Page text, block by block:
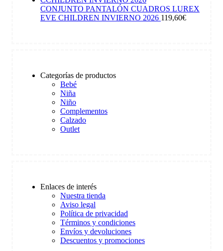
CONJUNTO PANTALÓN CUADROS LUREX
EVE CHILDREN INVIERNO 2026 119,60€
Categorías de productos
Bebé
Niña
Niño
Complementos
Calzado
Outlet
Enlaces de interés
Nuestra tienda
Aviso legal
Política de privacidad
Términos y condiciones
Envíos y devoluciones
Descuentos y promociones